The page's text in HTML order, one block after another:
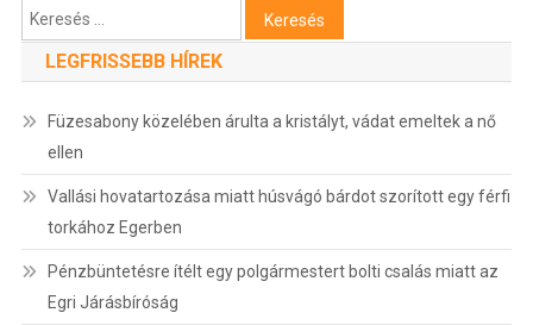
Keresés:
LEGFRISSEBB HÍREK
Füzesabony közelében árulta a kristályt, vádat emeltek a nő
ellen
Vallási hovatartozása miatt húsvágó bárdot szorított egy férfi
torkához Egerben
Pénzbüntetésre ítélt egy polgármestert bolti csalás miatt az
Egri Járásbíróság